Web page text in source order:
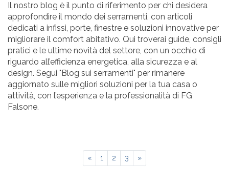
Il nostro blog è il punto di riferimento per chi desidera
approfondire il mondo dei serramenti, con articoli
dedicati a infissi, porte, finestre e soluzioni innovative per
migliorare il comfort abitativo. Qui troverai guide, consigli
pratici e le ultime novità del settore, con un occhio di
riguardo all’efficienza energetica, alla sicurezza e al
design. Segui "Blog sui serramenti" per rimanere
aggiornato sulle migliori soluzioni per la tua casa o
attività, con l’esperienza e la professionalità di FG
Falsone.
« 1 2 3 »